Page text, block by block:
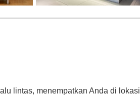
lintas, menempatkan Anda di